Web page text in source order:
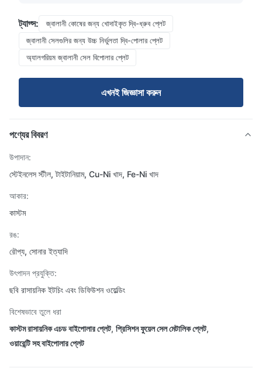
ট্যাগ্স:
জ্বালানী কোষের জন্য খোদাইকৃত দ্বি-ধ্রুব প্লেট
জ্বালানী সেলগুলির জন্য উচ্চ নির্ভুলতা দ্বি-পোলার প্লেট
অ্যালগরিয়ম জ্বালানী সেল বিপোলার প্লেট
এখনই জিজ্ঞাসা করুন
পণ্যের বিবরণ
উপাদান:
স্টেইনলেস স্টীল, টাইটানিয়াম, Cu-Ni খাদ, Fe-Ni খাদ
আকার:
কাস্টম
রঙ:
রৌপ্য, সোনার ইত্যাদি
উৎপাদন প্রযুক্তি:
ছবি রাসায়নিক ইটচিং এবং ডিফিউশন ওয়েল্ডিং
বিশেষভাবে তুলে ধরা
কাস্টম রাসায়নিক এচড বাইপোলার প্লেট, প্রিসিশন ফুয়েল সেল মেটালিক প্লেট,
ওয়ারেন্টি সহ বাইপোলার প্লেট